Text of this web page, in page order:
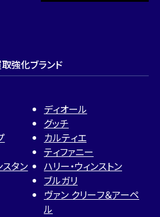
強化ブランド
スタン
ディオール
グッチ
カルティエ
ティファニー
ハリー・ウィンストン
ブルガリ
ヴァン クリーフ＆アーペ
ル